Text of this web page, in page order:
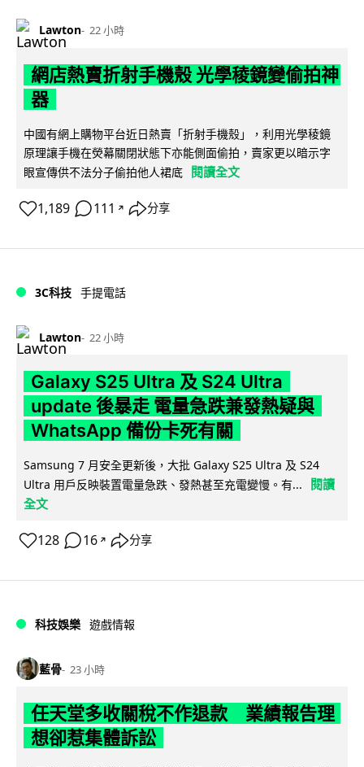
Lawton 22 小時
網店熱賣折射手機殼 光學稜鏡變偷拍神
器
中國有網上購物平台近日熱賣「折射手機殼」，利用光學稜鏡
原理讓手機在熒幕關閉狀態下亦能側面偷拍，賣家更以暗示字
眼宣傳供不法分子偷拍他人裙底 閱讀全文
1,189 111 ↗ 分享
3C科技 手提電話
Lawton 22 小時
Galaxy S25 Ultra 及 S24 Ultra
update 後暴走 電量急跌兼發熱疑與
WhatsApp 備份卡死有關
Samsung 7 月安全更新後，大批 Galaxy S25 Ultra 及 S24
Ultra 用戶反映裝置電量急跌、發熱甚至充電變慢。有...
閱讀
全文
128 16 ↗ 分享
科技娛樂 遊戲情報
藍骨 23 小時
任天堂多收關稅不作退款 業績報告理
想卻惹集體訴訟